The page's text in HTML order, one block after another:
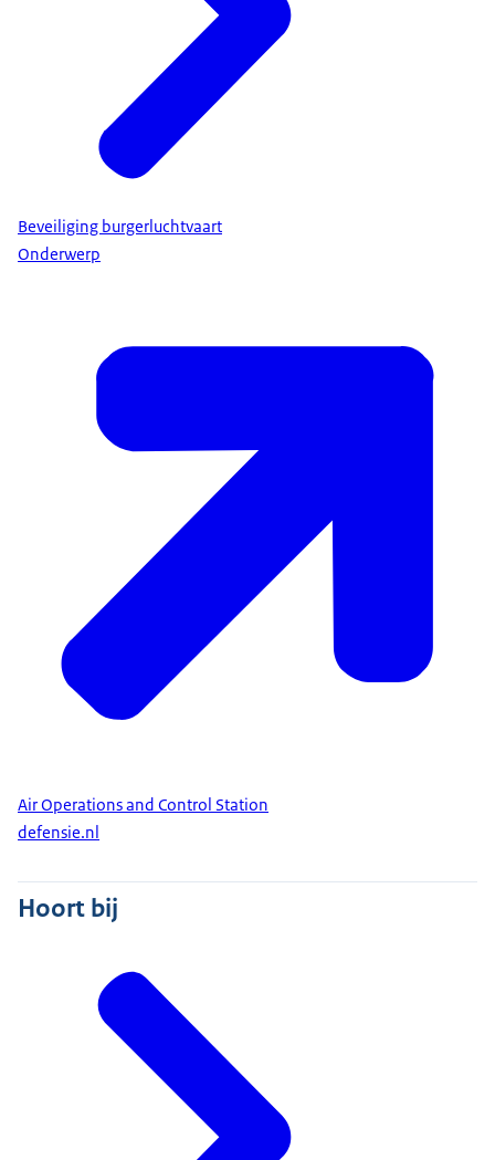
Beveiliging burgerluchtvaart
Onderwerp
Air Operations and Control Station
defensie.nl
Hoort bij